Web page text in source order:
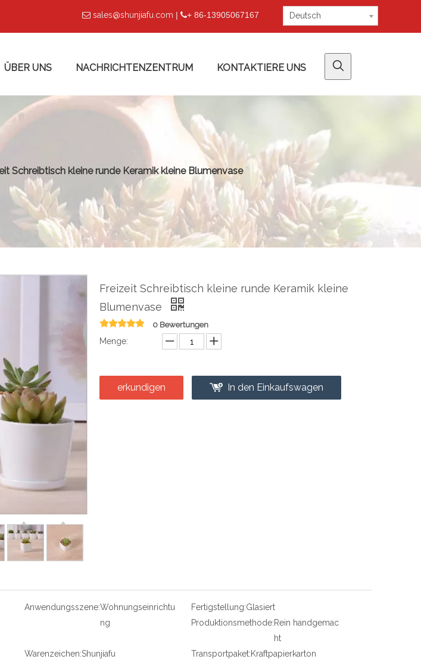
 sales@shunjiafu.com | + 86-13905067167 Deutsch
ÜBER UNS NACHRICHTENZENTRUM KONTAKTIERE UNS
Schreibtisch kleine runde Keramik kleine Blumenvase
Freizeit Schreibtisch kleine runde Keramik kleine
Blumenvase
0 Bewertungen
Menge:
erkundigen In den Einkaufswagen
Anwendungsszene:Wohnungseinrichtu
ng
Fertigstellung:Glasiert
Produktionsmethode:Rein handgemac
ht
Warenzeichen:Shunjiafu Transportpaket:Kraftpapierkarton